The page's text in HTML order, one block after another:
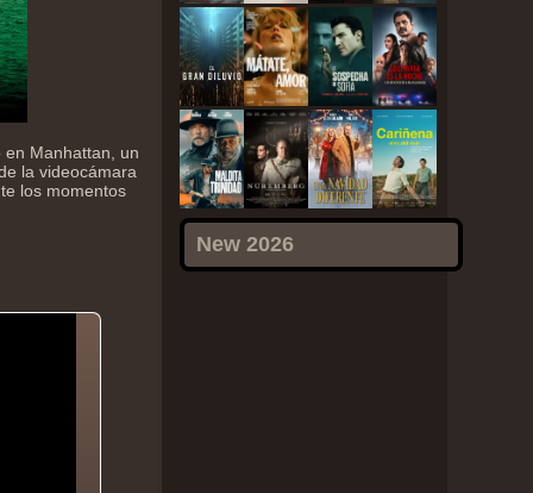
New 2026
Manhattan, un
la videocámara
los momentos